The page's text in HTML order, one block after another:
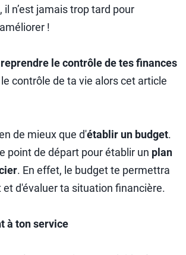
n’est jamais trop tard pour
!
reprendre le contrôle de tes finances
contrôle de ta vie alors cet article
de mieux que d'établir un budget.
point de départ pour établir un plan
. En effet, le budget te permettra
et d'évaluer ta situation financière.
à ton service